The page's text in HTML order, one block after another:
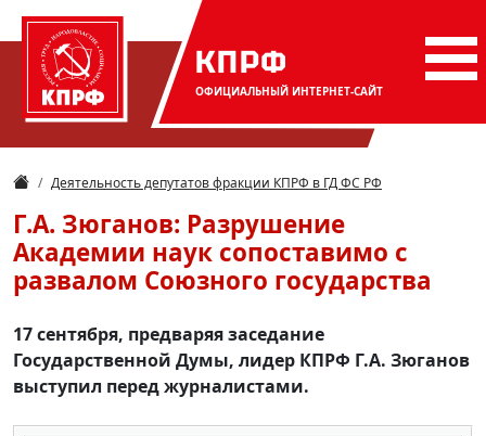
КПРФ
ОФИЦИАЛЬНЫЙ ИНТЕРНЕТ-САЙТ
Деятельность депутатов фракции КПРФ в ГД ФС РФ
Г.А. Зюганов: Разрушение
Академии наук сопоставимо с
развалом Союзного государства
17 сентября, предваряя заседание
Государственной Думы, лидер КПРФ Г.А. Зюганов
выступил перед журналистами.